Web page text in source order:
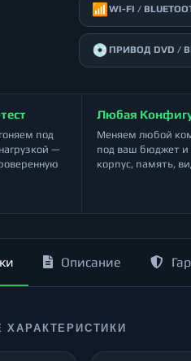
📶 WI-FI /
💿 ПРИВОД DVD /
под
—
Любая
Меняем любой
под ваш бюджет и
корпус, память,
Описание